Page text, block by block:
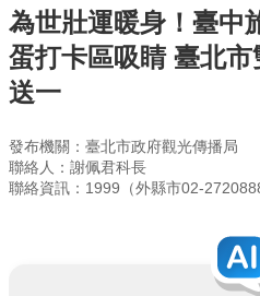
為世壯運暖身！臺中
蛋打卡區吸睛 臺北
送一
發布機關：臺北市政府觀光傳播局
聯絡人：謝佩君科長
聯絡資訊：1999（外縣市02-